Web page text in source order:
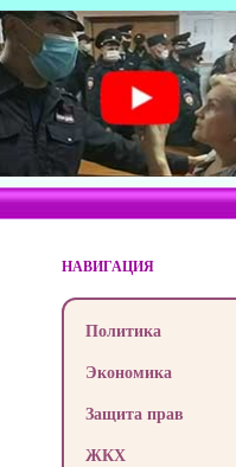
НАВИГАЦИЯ
Политика
Экономика
Защита прав
ЖКХ